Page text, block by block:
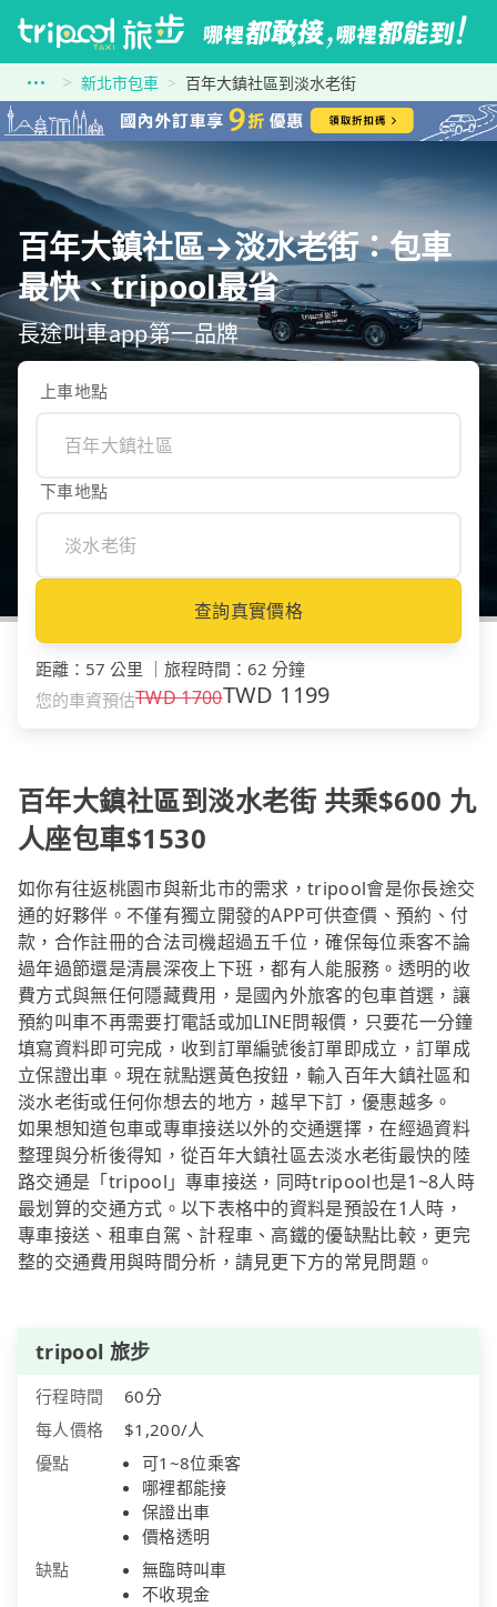
新北市包車 百年大鎮社區到淡水老街
百年大鎮社區→淡水老街：包車
最快、tripool最省
長途叫車app第一品牌
上車地點
下車地點
查詢真實價格
距離 ： 57 公里 旅程時間 ： 62 分鐘
您的車資預估TWD1700TWD 1199
百年大鎮社區到淡水老街 共乘$600 九
人座包車$1530
如你有往返桃園市與新北市的需求，tripool會是你長途交
通的好夥伴。不僅有獨立開發的APP可供查價、預約、付
款，合作註冊的合法司機超過五千位，確保每位乘客不論
過年過節還是清晨深夜上下班，都有人能服務。透明的收
費方式與無任何隱藏費用，是國內外旅客的包車首選，讓
預約叫車不再需要打電話或加LINE問報價，只要花一分鐘
填寫資料即可完成，收到訂單編號後訂單即成立，訂單成
立保證出車。現在就點選黃色按鈕，輸入百年大鎮社區和
淡水老街或任何你想去的地方，越早下訂，優惠越多。
如果想知道包車或專車接送以外的交通選擇，在經過資料
整理與分析後得知，從百年大鎮社區去淡水老街最快的陸
路交通是「tripool」專車接送，同時tripool也是1~8人時
最划算的交通方式。以下表格中的資料是預設在1人時，
專車接送、租車自駕、計程車、高鐵的優缺點比較，更完
整的交通費用與時間分析，請見更下方的常見問題。
tripool 旅步
行程時間
60分
每人價格
$1,200/人
優點
可1~8位乘客
哪裡都能接
保證出車
價格透明
缺點
無臨時叫車
不收現金